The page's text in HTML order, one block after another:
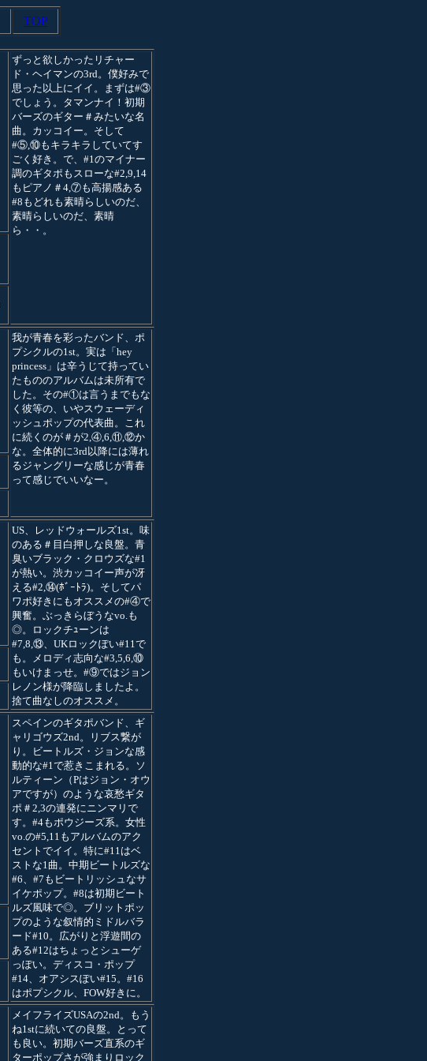
TOP
ずっと欲しかったリチャー
ド・ヘイマンの3rd。僕好みで
思った以上にイイ。まずは#③
でしょう。タマンナイ！初期
バーズのギター＃みたいな名
曲。カッコイー。そして
#⑤,⑩もキラキラしていてす
ごく好き。で、#1のマイナー
調のギタポもスローな#2,9,14
もピアノ＃4,⑦も高揚感ある
#8もどれも素晴らしいのだ、
素晴らしいのだ、素晴
ら・・。
我が青春を彩ったバンド、ポ
プシクルの1st。実は「hey
princess」は辛うじて持ってい
たもののアルバムは未所有で
した。その#①は言うまでもな
く彼等の、いやスウェーディ
ッシュポップの代表曲。これ
に続くのが＃が2,④,6,⑪,⑫か
な。全体的に3rd以降には薄れ
るジャングリーな感じが青春
って感じでいいなー。
US、レッドウォールズ1st。味
のある＃目白押しな良盤。青
臭いブラック・クロウズな#1
が熱い。渋カッコイー声が冴
える#2,⑭(ﾎﾞｰﾄﾗ)。そしてパ
ワポ好きにもオススメの#④で
興奮。ぶっきらぼうなvo.も
◎。ロックチｭーンは
#7,8,⑬、UKロックぽい#11で
も。メロディ志向な#3,5,6,⑩
もいけまっせ。#⑨ではジョン
レノン様が降臨しましたよ。
捨て曲なしのオススメ。
スペインのギタポバンド、ギ
ャリゴウズ2nd。リブス繋が
り。ビートルズ・ジョンな感
動的な#1で惹きこまれる。ソ
ルティーン（Pはジョン・オウ
アですが）のような哀愁ギタ
ポ＃2,3の連発にニンマリで
す。#4もポウジーズ系。女性
vo.の#5,11もアルバムのアク
セントでイイ。特に#11はベ
ストな1曲。中期ビートルズな
#6、#7もビートリッシュなサ
イケポップ。#8は初期ビート
ルズ風味で◎。ブリットポッ
プのような叙情的ミドルバラ
ード#10。広がりと浮遊間の
ある#12はちょっとシューゲ
っぽい。ディスコ・ポップ
#14、オアシスぽい#15。#16
はポプシクル、FOW好きに。
メイフライズUSAの2nd。もう
ね1stに続いての良盤。とって
も良い。初期バーズ直系のギ
ターポップさが強まりロック